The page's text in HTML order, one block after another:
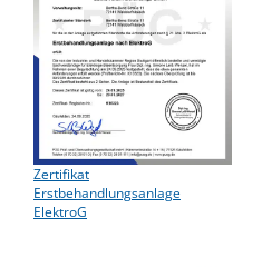
Zertifikat
Erstbehandlungsanlage
ElektroG